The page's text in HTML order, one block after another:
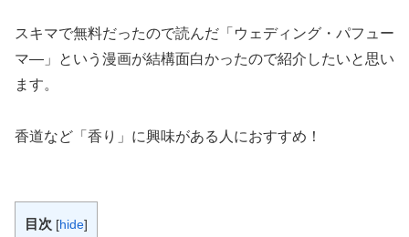
スキマで無料だったので読んだ 「ウェディング・パフュー
マ―」という漫画が結構面白かったので紹介したいと思い
ます。
香道など「香り」に興味がある人におすすめ！
目次 [hide]